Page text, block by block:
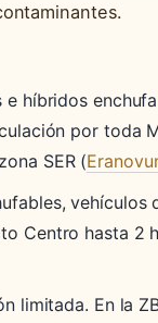
híbridos
por toda
SER (
vehículos
Centro hasta 2
limitada. En la